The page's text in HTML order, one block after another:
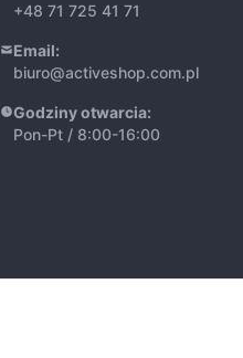
+48 71 725 41 71
Email:
biuro@activeshop.com.pl
Godziny otwarcia:
Pon-Pt / 8:00-16:00